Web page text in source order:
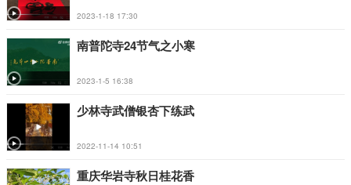
2023-1-18 17:30
南普陀寺24节气之小寒
2023-1-5 16:38
少林寺武僧银杏下练武
2022-11-14 10:51
重庆华岩寺秋日桂花香